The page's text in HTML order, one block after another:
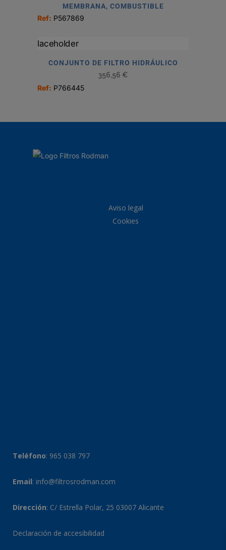
MEMBRANA, COMBUSTIBLE
Ref: P567869
CONJUNTO DE FILTRO HIDRÁULICO
356,56 €
Ref: P766445
Aviso legal
Cookies
Teléfono: 965 038 797
Email: info@filtrosrodman.com
Dirección: C/ Estrella Polar, 25 03007 Alicante
Declaración de accesibilidad